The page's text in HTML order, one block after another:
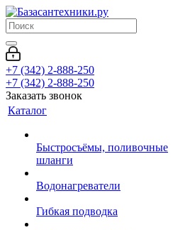
+7 (342) 2-888-250
+7 (342) 2-888-250
Заказать звонок
Каталог
Быстросъёмы, поливочные
шланги
Водонагреватели
Гибкая подводка